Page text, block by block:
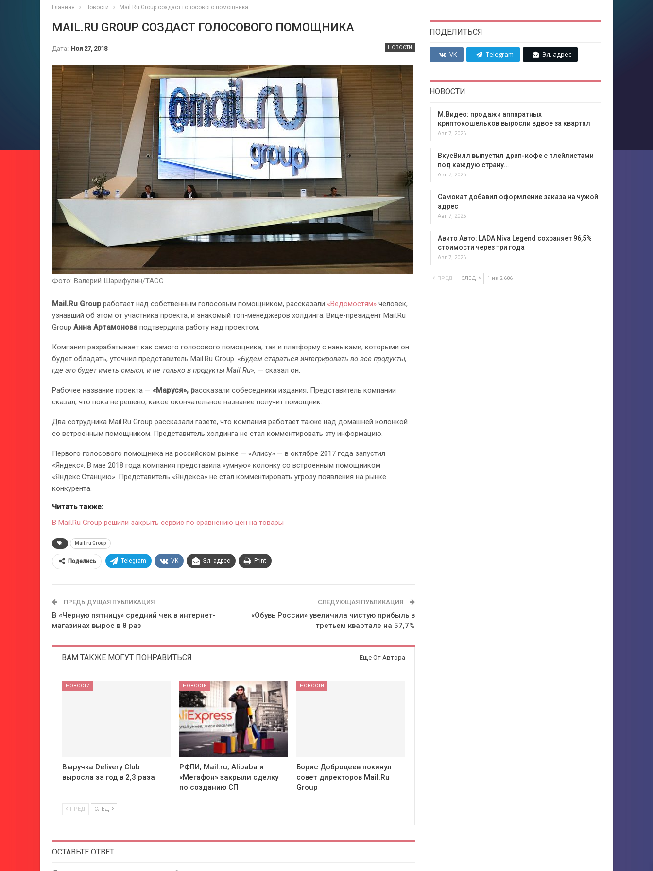
Главная Новости Mail.Ru Group создаст голосового помощника
MAIL.RU GROUP СОЗДАСТ ГОЛОСОВОГО ПОМОЩНИКА
НОВОСТИ
Дата: Ноя 27, 2018
Фото: Валерий Шарифулин/ТАСС
Mail.Ru Group работает над собственным голосовым помощником, рассказали «Ведомостям» человек,
узнавший об этом от участника проекта, и знакомый топ-менеджеров холдинга. Вице-президент Mail.Ru
Group Анна Артамонова подтвердила работу над проектом.
Компания разрабатывает как самого голосового помощника, так и платформу с навыками, которыми он
будет обладать, уточнил представитель Mail.Ru Group. «Будем стараться интегрировать во все продукты,
где это будет иметь смысл, и не только в продукты Mail.Ru», — сказал он.
Рабочее название проекта — «Маруся», рассказали собеседники издания. Представитель компании
сказал, что пока не решено, какое окончательное название получит помощник.
Два сотрудника Mail.Ru Group рассказали газете, что компания работает также над домашней колонкой
со встроенным помощником. Представитель холдинга не стал комментировать эту информацию.
Первого голосового помощника на российском рынке — «Алису» — в октябре 2017 года запустил
«Яндекс». В мае 2018 года компания представила «умную» колонку со встроенным помощником
«Яндекс.Станцию». Представитель «Яндекса» не стал комментировать угрозу появления на рынке
конкурента.
Читать также:
В Mail.Ru Group решили закрыть сервис по сравнению цен на товары
Mail.ru Group
Поделись Telegram VK Эл. адрес Print
ПРЕДЫДУЩАЯ ПУБЛИКАЦИЯ
В «Черную пятницу» средний чек в интернет-
магазинах вырос в 8 раз
СЛЕДУЮЩАЯ ПУБЛИКАЦИЯ
«Обувь России» увеличила чистую прибыль в
третьем квартале на 57,7%
ВАМ ТАКЖЕ МОГУТ ПОНРАВИТЬСЯ Еще От Автора
НОВОСТИ
Выручка Delivery Club
выросла за год в 2,3 раза
НОВОСТИ
РФПИ, Mail.ru, Alibaba и
«Мегафон» закрыли сделку
по созданию СП
НОВОСТИ
Борис Добродеев покинул
совет директоров Mail.Ru
Group
ПРЕД СЛЕД
ОСТАВЬТЕ ОТВЕТ
ПОДЕЛИТЬСЯ
VK Telegram Эл. адрес
НОВОСТИ
М.Видео: продажи аппаратных
криптокошельков выросли вдвое за квартал
Авг 7, 2026
ВкусВилл выпустил дрип-кофе с плейлистами
под каждую страну…
Авг 7, 2026
Самокат добавил оформление заказа на чужой
адрес
Авг 7, 2026
Авито Авто: LADA Niva Legend сохраняет 96,5%
стоимости через три года
Авг 7, 2026
ПРЕД СЛЕД 1 из 2 606